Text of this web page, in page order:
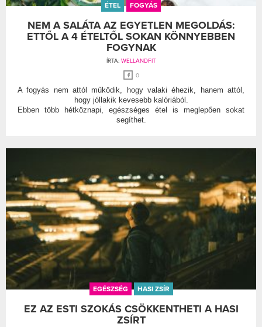
ÉTEL FOGYÁS
NEM A SALÁTA AZ EGYETLEN MEGOLDÁS:
ETTŐL A 4 ÉTELTŐL SOKAN KÖNNYEBBEN
FOGYNAK
ÍRTA: WELLANDFIT
0
A fogyás nem attól működik, hogy valaki éhezik, hanem attól,
hogy jóllakik kevesebb kalóriából.
Ebben több hétköznapi, egészséges étel is meglepően sokat
segíthet.
EGÉSZSÉG HASI ZSÍR
EZ AZ ESTI SZOKÁS CSÖKKENTHETI A HASI
ZSÍRT